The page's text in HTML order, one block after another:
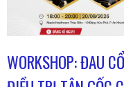
WORKSHOP: ĐAU